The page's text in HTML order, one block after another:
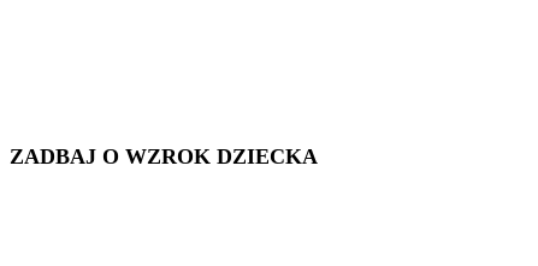
ZADBAJ O WZROK DZIECKA